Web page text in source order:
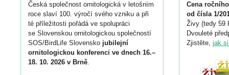
Česká společnost ornitologická v letošním
roce slaví 100. výročí svého vzniku a při
té příležitosti pořádá ve spolupráci
se Slovenskou ornitologickou společností
SOS/BirdLife Slovensko jubilejní
ornitologickou konferenci ve dnech 16.–
18. 10. 2026 v Brně.
Cena
od čísla 1/
Živy (tedy 59
Dvouleté
Zjistěte, jak